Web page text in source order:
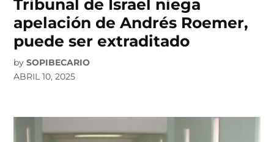
Tribunal de Israel niega
apelación de Andrés Roemer,
puede ser extraditado
by SOPIBECARIO
ABRIL 10, 2025